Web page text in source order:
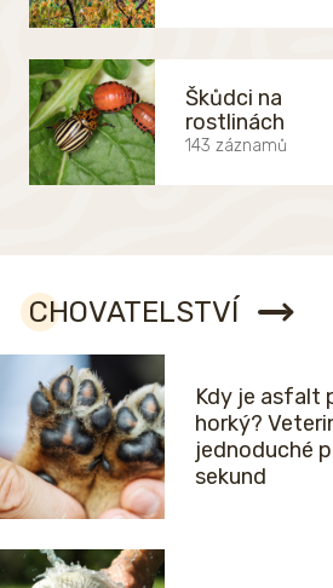
Škůdci na
rostlinách
143 záznamů
CHOVATELSTVÍ
Kdy je asfalt
horký?
jednoduché
sekund